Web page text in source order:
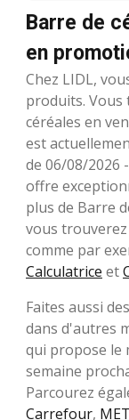
Barre de
en
Chez LIDL,
produits. Vous
céréales en
est
de 06/08/2026
offre
plus de Barre
vous
comme par
Calculatrice et
Faites aussi
dans d'autres
qui propose le
semaine
Parcourez
Carrefour,